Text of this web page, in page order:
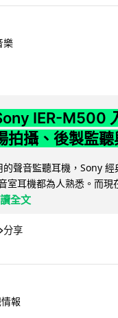
樂
IER-M500
拍攝、後製監
聲音監聽耳機，Sony
室耳機都為人熟悉。而現
全文
分享
報